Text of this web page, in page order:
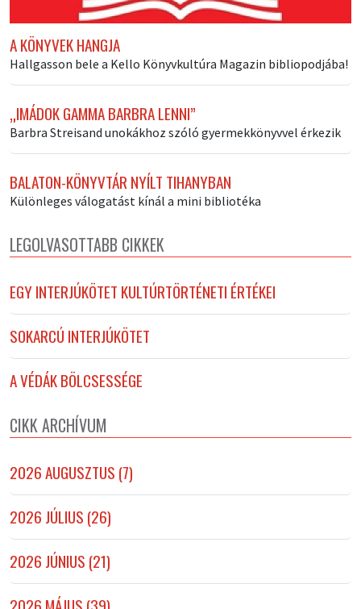
A KÖNYVEK HANGJA
Hallgasson bele a Kello Könyvkultúra Magazin bibliopodjába!
„IMÁDOK GAMMA BARBRA LENNI”
Barbra Streisand unokákhoz szóló gyermekkönyvvel érkezik
BALATON-KÖNYVTÁR NYÍLT TIHANYBAN
Különleges válogatást kínál a mini bibliotéka
LEGOLVASOTTABB CIKKEK
EGY INTERJÚKÖTET KULTÚRTÖRTÉNETI ÉRTÉKEI
SOKARCÚ INTERJÚKÖTET
A VÉDÁK BÖLCSESSÉGE
CIKK ARCHÍVUM
2026 AUGUSZTUS (7)
2026 JÚLIUS (26)
2026 JÚNIUS (21)